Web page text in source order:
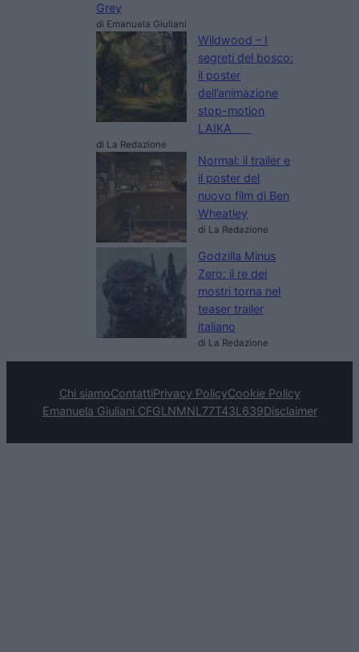
Grey
di Emanuela Giuliani
Wildwood – I
segreti del bosco:
il poster
dell’animazione
stop-motion
LAIKA
di La Redazione
Normal: il trailer e
il poster del
nuovo film di Ben
Wheatley
di La Redazione
Godzilla Minus
Zero: il re dei
mostri torna nel
teaser trailer
italiano
di La Redazione
Chi siamoContattiPrivacy PolicyCookie Policy
Emanuela Giuliani CFGLNMNL77T43L639Disclaimer